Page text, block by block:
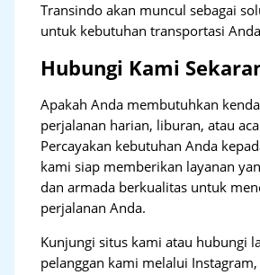
Transindo akan muncul sebagai
untuk kebutuhan transportasi
Hubungi Kami
Apakah Anda membutuhkan
perjalanan harian, liburan, atau
Percayakan kebutuhan Anda
kami siap memberikan layanan
dan armada berkualitas untuk
perjalanan Anda.
Kunjungi situs kami atau hubungi
pelanggan kami melalui